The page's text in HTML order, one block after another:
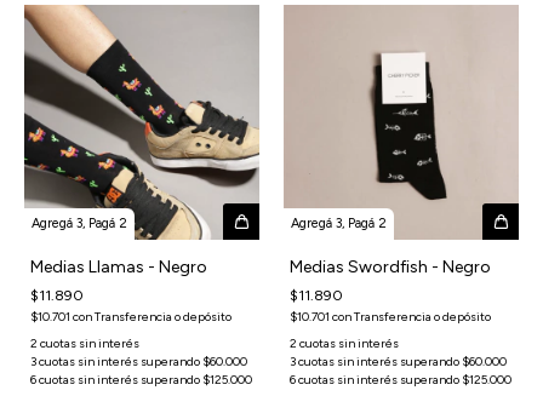
Agregá 3, Pagá 2
Medias Llamas - Negro
$11.890
$10.701 conTransferencia o depósito
Agregá 3, Pagá 2
Medias Swordfish - Negro
$11.890
$10.701 conTransferencia o depósito